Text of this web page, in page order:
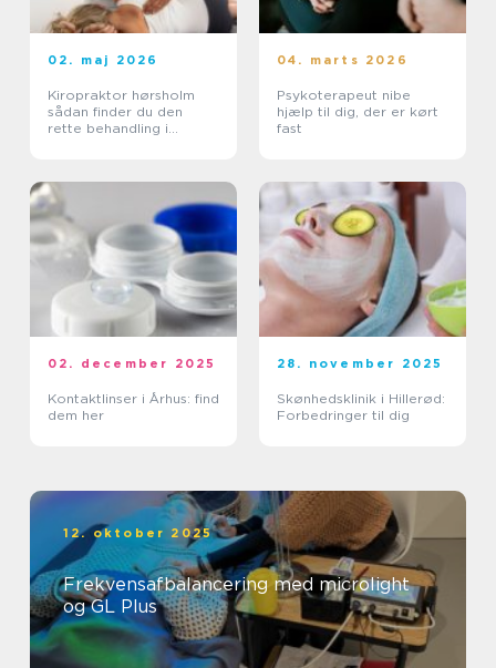
02. maj 2026
Kiropraktor hørsholm
sådan finder du den
rette behandling i
04. marts 2026
Psykoterapeut nibe
hjælp til dig, der er kørt
fast
02. december 2025
Kontaktlinser i Århus: find
dem her
28. november 2025
Skønhedsklinik i Hillerød:
Forbedringer til dig
12. oktober 2025
Frekvensafbalancering med microlight
og GL Plus